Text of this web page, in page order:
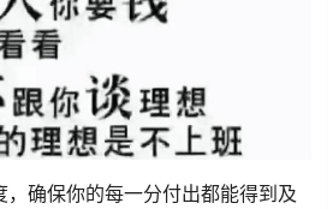
确保你的每一分付出都能得到及